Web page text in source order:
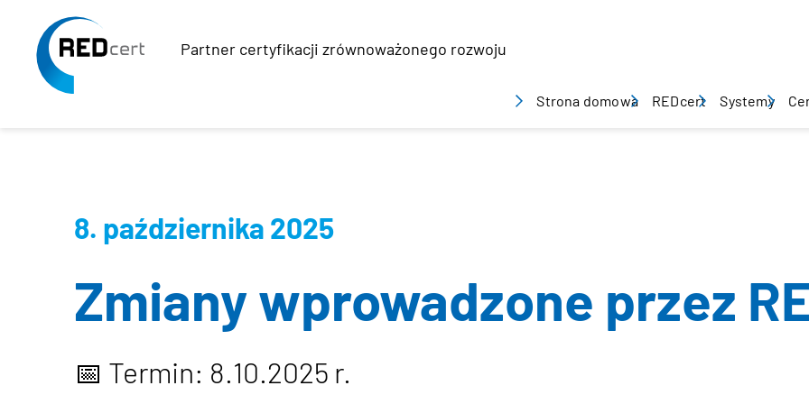
Partner certyfikacji zrównoważonego rozwoju
Strona domowa REDcert
Organy
Systemy
8. października 2025
Zmiany wprowadzone przez
📅 Termin: 8.10.2025 r.